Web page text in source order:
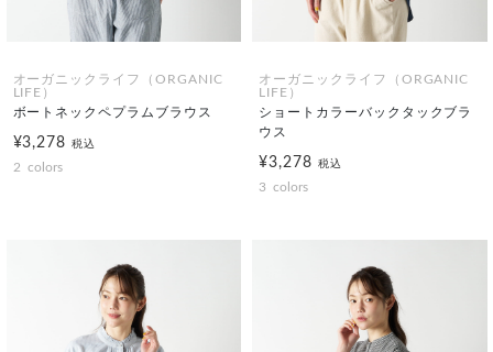
オーガニックライフ（ORGANIC
LIFE）
ボートネックペプラムブラウス
¥3,278税込
2 colors
オーガニックライフ（ORGANIC
LIFE）
ショートカラーバックタックブラ
ウス
¥3,278 税込
3 colors